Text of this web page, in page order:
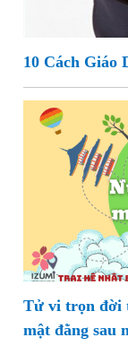
10 Cách Giáo
Tử vi trọn đời
mật đằng sau